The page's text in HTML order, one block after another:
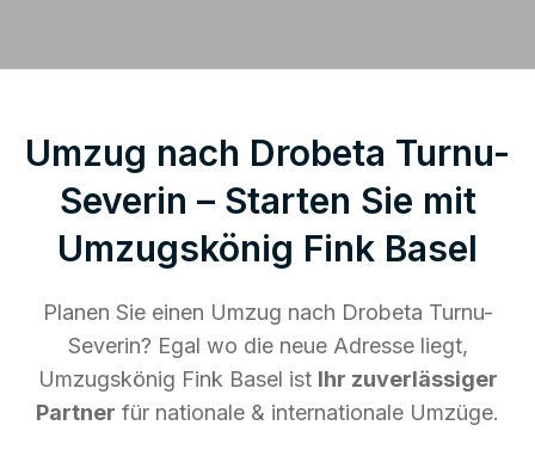
Umzug nach Drobeta Turnu-
Severin – Starten Sie mit
Umzugskönig Fink Basel
Planen Sie einen Umzug nach Drobeta Turnu-
Severin? Egal wo die neue Adresse liegt,
Umzugskönig Fink Basel ist Ihr zuverlässiger
Partner für nationale & internationale Umzüge.